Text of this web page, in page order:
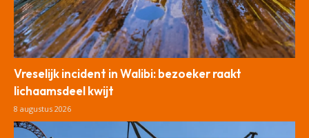
Vreselijk incident in Walibi: bezoeker raakt
lichaamsdeel kwijt
8 augustus 2026